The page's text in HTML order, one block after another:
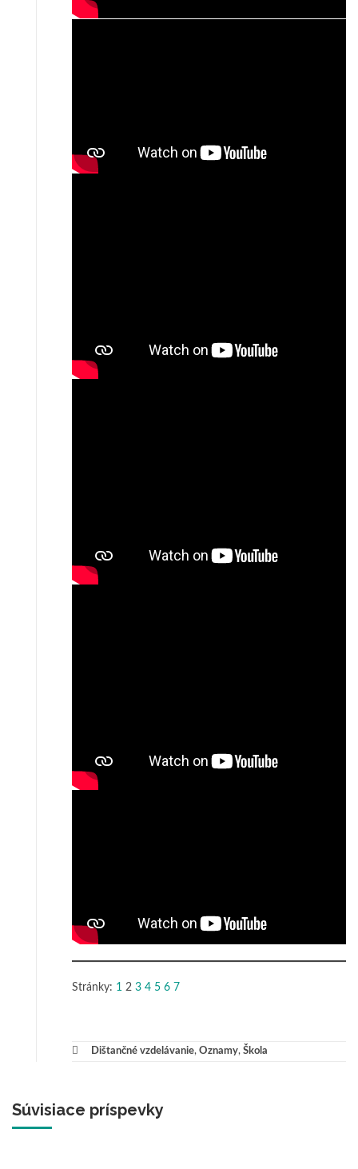
Stránky: 1 2 3 4 5 6 7
Dištančné vzdelávanie, Oznamy, Škola
Súvisiace príspevky